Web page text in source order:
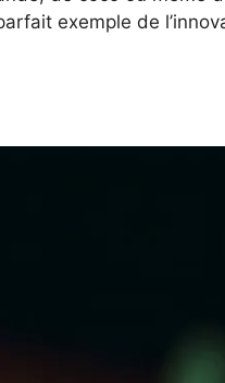
exemple de